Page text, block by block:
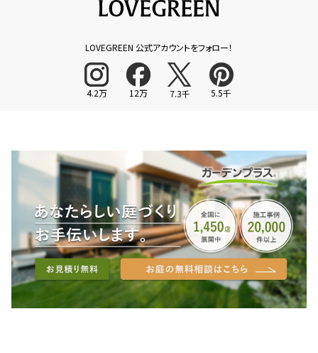
LOVEGREEN 公式アカウントをフォロー！
4.2万 12万 7.3千 5.5千